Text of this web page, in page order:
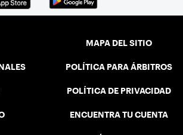
MAPA DEL SITIO
POLÍTICA PARA ÁRBITROS
POLÍTICA DE PRIVACIDAD
ENCUENTRA TU CUENTA